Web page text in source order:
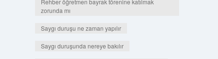
Rehber öğretmen bayrak törenine katılmak
zorunda mı
Saygı duruşu ne zaman yapılır
Saygı duruşunda nereye bakılır